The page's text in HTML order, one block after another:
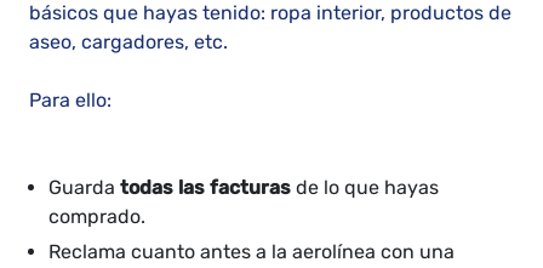
básicos que hayas tenido: ropa interior, productos de
aseo, cargadores, etc.
Para ello:
Guarda todas las facturas de lo que hayas
comprado.
Reclama cuanto antes a la aerolínea con una